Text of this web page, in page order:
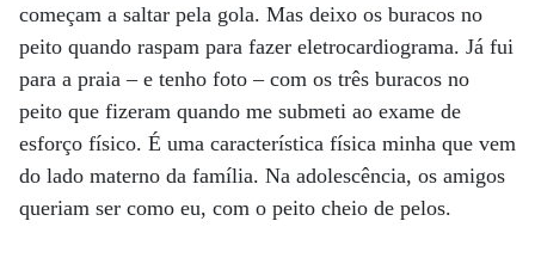
começam a saltar pela gola. Mas deixo os buracos no
peito quando raspam para fazer eletrocardiograma. Já fui
para a praia – e tenho foto – com os três buracos no
peito que fizeram quando me submeti ao exame de
esforço físico. É uma característica física minha que vem
do lado materno da família. Na adolescência, os amigos
queriam ser como eu, com o peito cheio de pelos.